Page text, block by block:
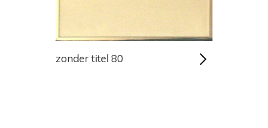
zonder titel 80